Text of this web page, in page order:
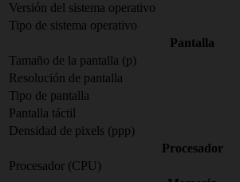
Versión del sistema operativo
Tipo de sistema operativo
Pantalla
Tamaño de la pantalla (p)
Resolución de pantalla
Tipo de pantalla
Pantalla táctil
Densidad de pixels (ppp)
Procesador
Procesador (CPU)